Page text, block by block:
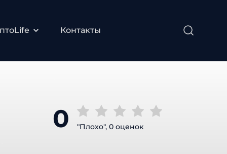
Контакты
0 "Плохо", 0 оценок